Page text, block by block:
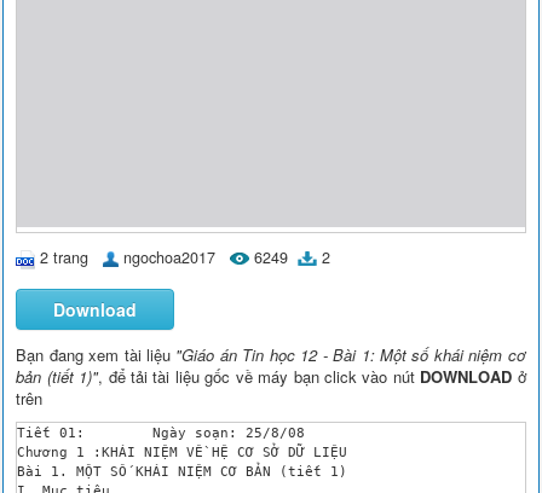
2 trang ngochoa2017 6249 2
Download
Bạn đang xem tài liệu "Giáo án Tin học 12 - Bài 1: Một số khái niệm cơ
bản (tiết 1)", để tải tài liệu gốc về máy bạn click vào nút DOWNLOAD ở
trên
Tiết 01:	Ngày soạn: 25/8/08
Chương 1 :KHÁI NIỆM VỀ HỆ CƠ SỞ DỮ LIỆU
Bài 1. MỘT SỐ KHÁI NIỆM CƠ BẢN (tiết 1)